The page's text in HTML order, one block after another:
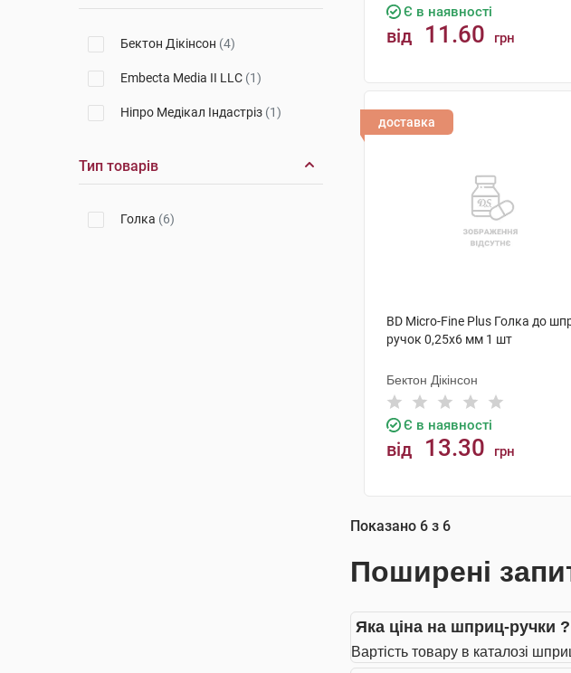
Бектон Дікінсон (4)
Embecta Media II LLC (1)
Ніпро Медікал Індастріз (1)
Тип товарів
Голка (6)
Є в наявності
від 11.60 грн
доставка
BD Micro-Fine Plus Голка до
ручок 0,25х6 мм 1 шт
Бектон Дікінсон
Є в наявності
від 13.30 грн
Показано 6 з 6
Поширені
Яка ціна на шприц-ручки ?
Вартість товару в каталозі